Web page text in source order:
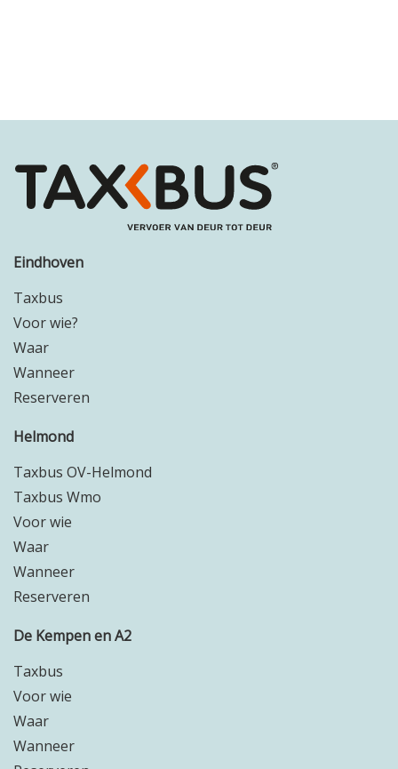
Eindhoven
Taxbus
Voor wie?
Waar
Wanneer
Reserveren
Helmond
Taxbus OV-Helmond
Taxbus Wmo
Voor wie
Waar
Wanneer
Reserveren
De Kempen en A2
Taxbus
Voor wie
Waar
Wanneer